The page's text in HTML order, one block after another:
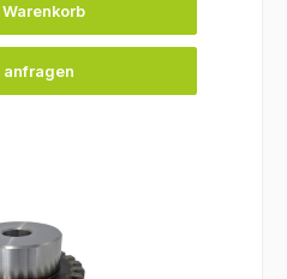
anfragen